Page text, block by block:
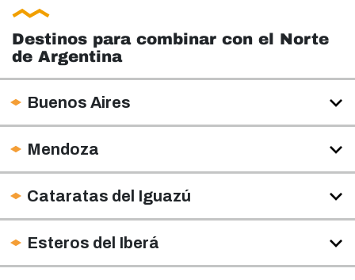
Destinos para combinar con el Norte
de Argentina
Buenos Aires
Mendoza
Cataratas del Iguazú
Esteros del Iberá